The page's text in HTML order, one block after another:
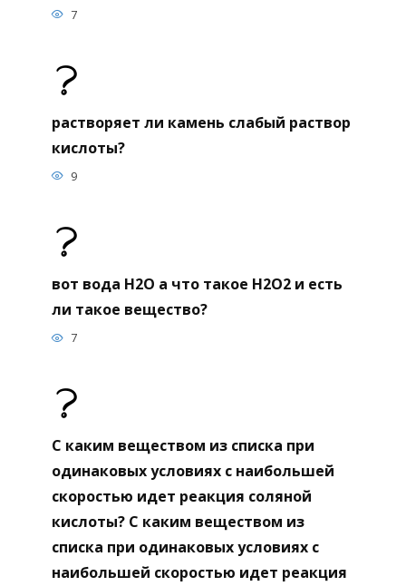
7
растворяет ли камень слабый раствор
кислоты?
9
вот вода Н2О а что такое Н2О2 и есть
ли такое вещество?
7
С каким веществом из списка при
одинаковых условиях с наибольшей
скоростью идет реакция соляной
кислоты? С каким веществом из
списка при одинаковых условиях с
наибольшей скоростью идет реакция